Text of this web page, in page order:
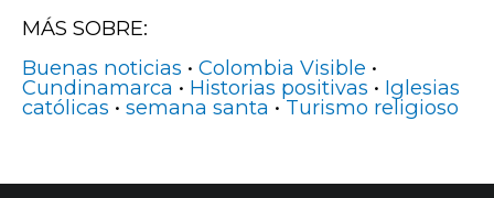
MÁS SOBRE:
Buenas noticias • Colombia Visible •
Cundinamarca • Historias positivas • Iglesias
católicas • semana santa •Turismo religioso